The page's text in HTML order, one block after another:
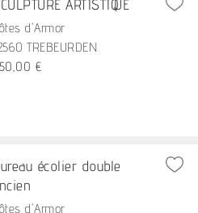
ARTISTIQUE
d'Armor
TREBEURDEN
€
écolier double
d'Armor